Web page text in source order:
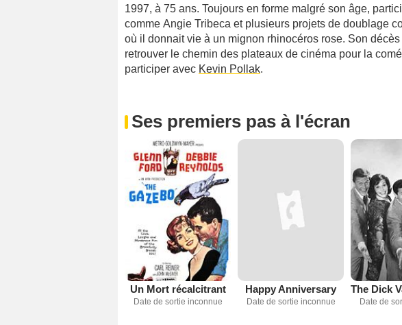
1997, à 75 ans. Toujours en forme malgré son âge,
comme Angie Tribeca et plusieurs projets de doublage
où il donnait vie à un mignon rhinocéros rose. Son
retrouver le chemin des plateaux de cinéma pour la
participer avec Kevin Pollak.
Ses premiers pas à l'écran
Un Mort récalcitrant
Date de sortie inconnue
Happy Anniversary
Date de sortie inconnue Date de